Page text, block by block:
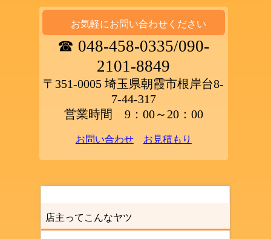
お気軽にお問い合わせください
☎ 048-458-0335/090-
2101-8849
〒351-0005 埼玉県朝霞市根岸台8-
7-44-317
営業時間 9：00～20：00
お問い合わせ お見積もり
店主ってこんなヤツ